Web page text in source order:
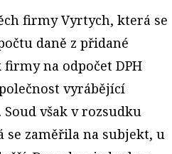
firmyVyrtych, která se
daně z přidané
na odpočet DPH
vyrábějící
. Soud však v rozsudku
zaměřila na subjekt, u